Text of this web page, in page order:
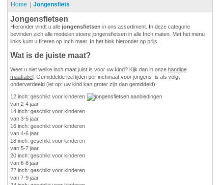
Home Jongensfiets
Jongensfietsen
Hieronder vindt u alle jongensfietsen in ons assortiment. In deze categorie
bevinden zich alle modelen stoere jongensfietsen in alle Inch maten. Met het menu
links kunt u filteren op Inch maat. In het blok hieronder op prijs.
Wat is de juiste maat?
Weet u niet welke inch maat juist is voor uw kind? Kijk dan in onze handige
maattabel . Gemiddelde leeftijden per inchmaat voor jongens is als volgt
onderverdeeld (let op: uw kind kan groter zijn dan gemiddeld):
12 inch: geschikt voor kinderen
van 2-4 jaar
14 inch: geschikt voor kinderen
van 3-5 jaar
16 inch: geschikt voor kinderen
van 4-6 jaar
18 inch: geschikt voor kinderen
van 5-7 jaar
20 inch: geschikt voor kinderen
van 6-8 jaar
22 inch: geschikt voor kinderen
van 7-9 jaar